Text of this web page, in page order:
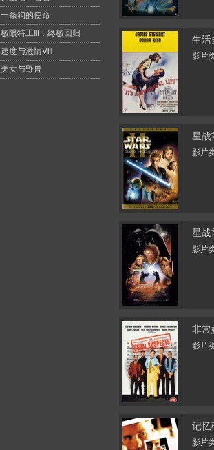
一条狗的使命
极限特工Ⅲ：终极回归
速度与激情Ⅷ
美女与野兽
生活
影片
星战
影片
星
影片
非常
影片
记忆
影片